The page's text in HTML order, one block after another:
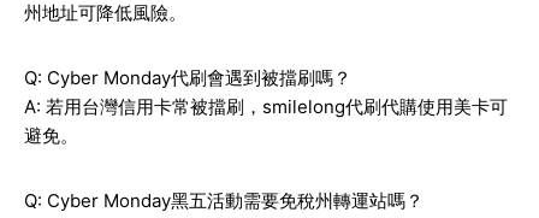
州地址可降低風險。
Q: Cyber Monday代刷會遇到被擋刷嗎？
A: 若用台灣信用卡常被擋刷，smilelong代刷代購使用美卡可
避免。
Q: Cyber Monday黑五活動需要免稅州轉運站嗎？